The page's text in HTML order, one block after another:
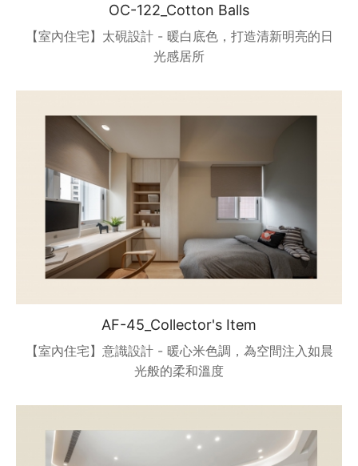
OC-122_Cotton Balls
【室內住宅】太硯設計 - 暖白底色，打造清新明亮的日
光感居所
AF-45_Collector's Item
【室內住宅】意識設計 - 暖心米色調，為空間注入如晨
光般的柔和溫度